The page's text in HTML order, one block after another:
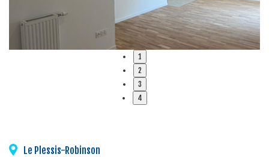
1
2
3
4
Le Plessis-Robinson